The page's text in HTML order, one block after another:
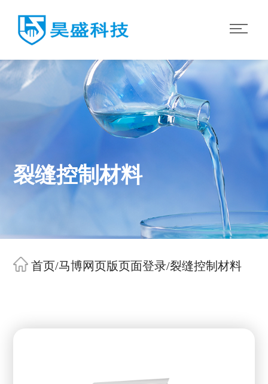
裂缝控制材料
首页/马博网页版页面登录/裂缝控制材料